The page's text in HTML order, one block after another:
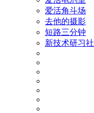
爱活角斗场
去他的摄影
短路三分钟
新技术研习社